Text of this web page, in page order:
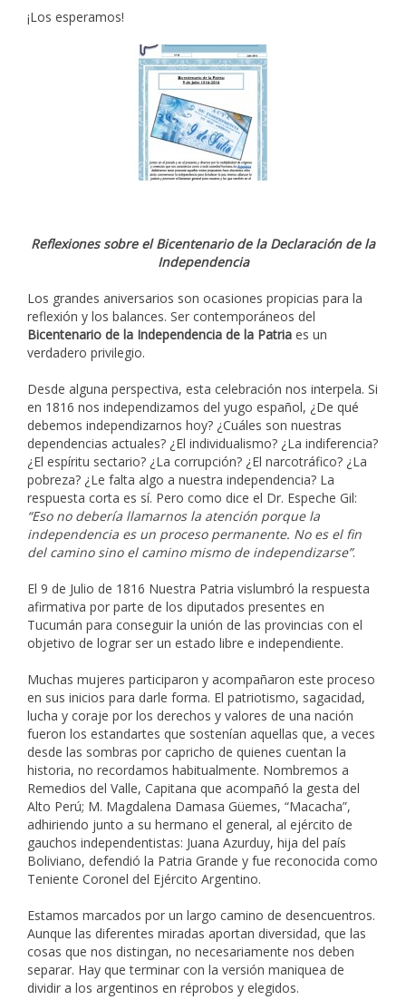
¡Los esperamos!
Reflexiones sobre el Bicentenario de la Declaración de la
Independencia
Los grandes aniversarios son ocasiones propicias para la
reflexión y los balances. Ser contemporáneos del
Bicentenario de la Independencia de la Patria es un
verdadero privilegio.
Desde alguna perspectiva, esta celebración nos interpela. Si
en 1816 nos independizamos del yugo español, ¿De qué
debemos independizarnos hoy? ¿Cuáles son nuestras
dependencias actuales? ¿El individualismo? ¿La indiferencia?
¿El espíritu sectario? ¿La corrupción? ¿El narcotráfico? ¿La
pobreza? ¿Le falta algo a nuestra independencia? La
respuesta corta es sí. Pero como dice el Dr. Espeche Gil:
“Eso no debería llamarnos la atención porque la
independencia es un proceso permanente. No es el fin
del camino sino el camino mismo de independizarse”.
El 9 de Julio de 1816 Nuestra Patria vislumbró la respuesta
afirmativa por parte de los diputados presentes en
Tucumán para conseguir la unión de las provincias con el
objetivo de lograr ser un estado libre e independiente.
Muchas mujeres participaron y acompañaron este proceso
en sus inicios para darle forma. El patriotismo, sagacidad,
lucha y coraje por los derechos y valores de una nación
fueron los estandartes que sostenían aquellas que, a veces
desde las sombras por capricho de quienes cuentan la
historia, no recordamos habitualmente. Nombremos a
Remedios del Valle, Capitana que acompañó la gesta del
Alto Perú; M. Magdalena Damasa Güemes, “Macacha”,
adhiriendo junto a su hermano el general, al ejército de
gauchos independentistas: Juana Azurduy, hija del país
Boliviano, defendió la Patria Grande y fue reconocida como
Teniente Coronel del Ejército Argentino.
Estamos marcados por un largo camino de desencuentros.
Aunque las diferentes miradas aportan diversidad, que las
cosas que nos distingan, no necesariamente nos deben
separar. Hay que terminar con la versión maniquea de
dividir a los argentinos en réprobos y elegidos.